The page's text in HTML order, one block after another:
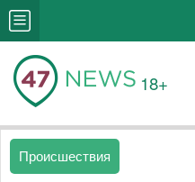
18+
Происшествия